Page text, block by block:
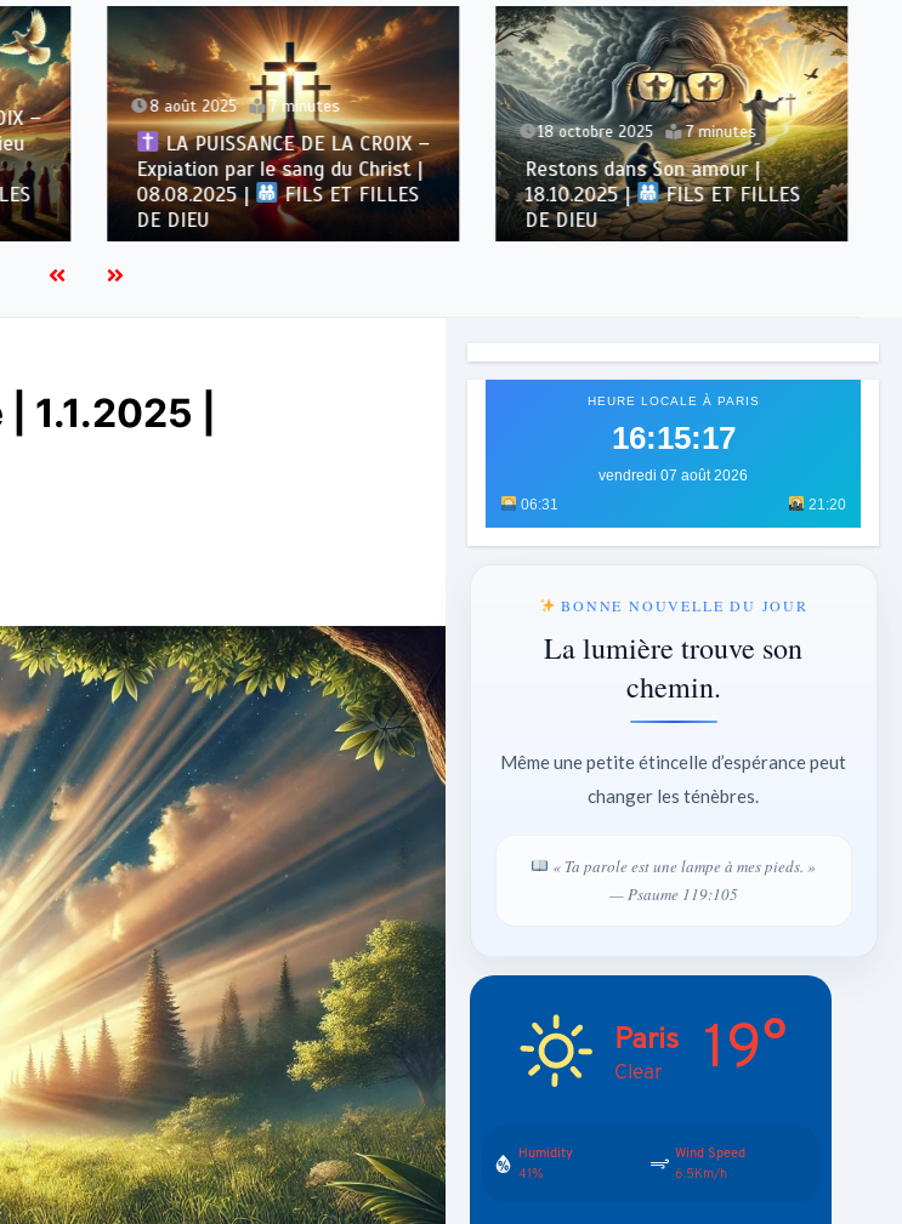
–
8 août 2025 7 minutes
LA PUISSANCE DE LA CROIX –
Expiation par le sang du Christ |
08.08.2025 |
FILS ET FILLES
DE DIEU
18 octobre 2025 7 minutes
Restons dans Son amour |
18.10.2025 |
FILS ET FILLES
DE DIEU
1.1.2025 |
HEURE LOCALE À PARIS
16:15:19
vendredi 07 août 2026
06:31
21:20
BONNE NOUVELLE DU JOUR
La lumière trouve son
chemin.
Même une petite étincelle d’espérance peut
changer les ténèbres.
« Ta parole est une lampe à mes pieds. »
— Psaume 119:105
Paris
Clear 19°
Humidity
41%
Wind Speed
6.5Km/h